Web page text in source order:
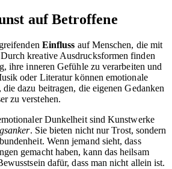
auf Betroffene
Einfluss auf Menschen, die mit
kreative Ausdrucksformen finden
ihre inneren Gefühle zu verarbeiten und
oder Literatur können emotionale
dazu beitragen, die eigenen Gedanken
zu verstehen.
Dunkelheit sind Kunstwerke
. Sie bieten nicht nur Trost, sondern
Wenn jemand sieht, dass
gemacht haben, kann das heilsam
dafür, dass man nicht allein ist.